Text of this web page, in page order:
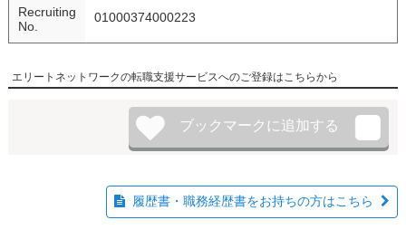
Recruiting
No.
01000374000223
エリートネットワークの転職支援サービスへのご登録はこちらから
履歴書・職務経歴書をお持ちの方はこちら